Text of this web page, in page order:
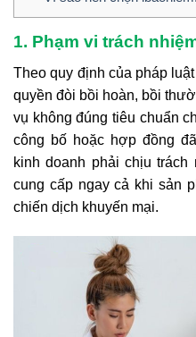
1. Phạm vi trách
Theo quy định của pháp
quyền đòi bồi hoàn, bồi
vụ không đúng tiêu chuẩn
công bố hoặc hợp đồng
kinh doanh phải chịu trách
cung cấp ngay cả khi sản
chiến dịch khuyến mại.